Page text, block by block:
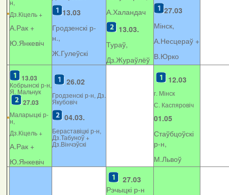
н,
Дз.Кіцель +
А.Рак +
Ю.Янкевіч
13.03
Гродзенскі р-
н.,
Ж.Гулеўскі
А.Халандач
13.03.
Тураў,
Дз.Жураўлёў
27.03
Мінск,
А.Несцераў +
В.Юрко
13.03
Кобрынскі р-н,
Я. Мальчук
27.03
Маларыцкі р-
н,
Дз.Кіцель +
А.Рак +
Ю.Янкевіч
26.02
Гродзенскі р-н, Дз.
Якубовіч
04.03.
Бераставіцкі р-н,
Дз.Табуноў +
Дз.Вінчэўскі
12.03
г. Мінск
С. Каспяровіч
01.05
Стаўбцоўскі
р-н,
М.Львоў
27.03
Рэчыцкі р-н